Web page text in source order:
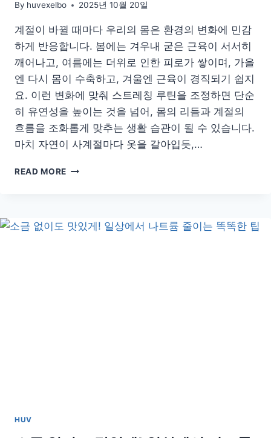
By huvexelbo 2025년 10월 20일
계절이 바뀔 때마다 우리의 몸은 환경의 변화에 민감
하게 반응합니다. 봄에는 겨우내 굳은 근육이 서서히
깨어나고, 여름에는 더위로 인한 피로가 쌓이며, 가을
엔 다시 몸이 수축하고, 겨울엔 근육이 경직되기 쉽지
요. 이런 변화에 맞춰 스트레칭 루틴을 조정하면 단순
히 유연성을 높이는 것을 넘어, 몸의 리듬과 계절의
흐름을 조화롭게 맞추는 생활 습관이 될 수 있습니다.
마치 자연이 사계절마다 옷을 갈아입듯,…
READ MORE
까
법
HUV